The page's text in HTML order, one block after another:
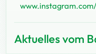
Aktuelles vom